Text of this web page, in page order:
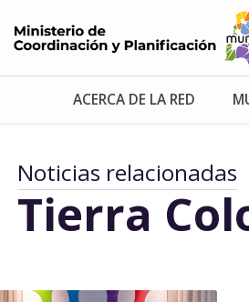
ACERCA DE LA RED
Noticias relacionadas
Tierra